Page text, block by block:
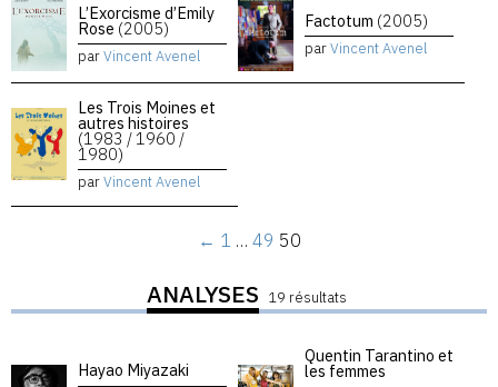
L’Exorcisme d’Emily
Rose (2005)
parVincent Avenel
Factotum (2005)
parVincent Avenel
Les Trois Moines et
autres histoires
(1983 / 1960 /
1980)
parVincent Avenel
← 1 … 49 50
ANALYSES 19 résultats
Hayao Miyazaki
Quentin Tarantino et
les femmes